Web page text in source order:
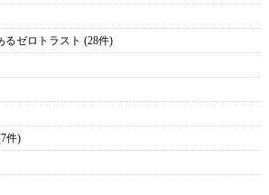
るゼロトラスト (28件)
件)